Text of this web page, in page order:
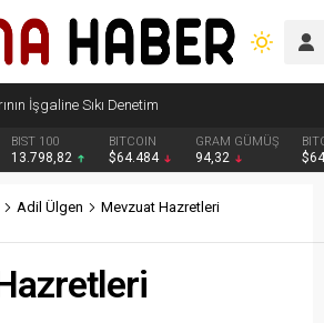
İşgaline Sıkı Denetim
BIST 100
13.798,82
BITCOIN
$64.484
GRAM GÜMÜŞ
94,32
Adil Ülgen Mevzuat Hazretleri